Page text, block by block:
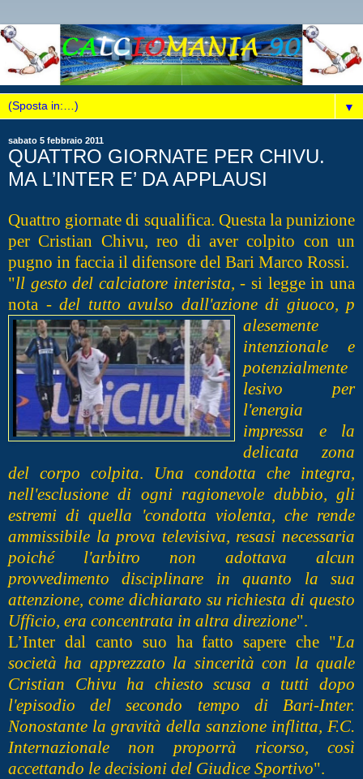
▼
sabato 5 febbraio 2011
QUATTRO GIORNATE PER CHIVU.
MA L’INTER E’ DA APPLAUSI
Quattro giornate di squalifica. Questa la punizione
per Cristian Chivu, reo di aver colpito con un
pugno in faccia il difensore del Bari Marco Rossi.
"ll gesto del calciatore interista, - si legge in una
nota - del tutto avulso dall'azione di giuoco, p
alesemente
intenzionale e
potenzialmente
lesivo per
l'energia
impressa e la
delicata zona
del corpo colpita. Una condotta che integra,
nell'esclusione di ogni ragionevole dubbio, gli
estremi di quella 'condotta violenta, che rende
ammissibile la prova televisiva, resasi necessaria
poiché l'arbitro non adottava alcun
provvedimento disciplinare in quanto la sua
attenzione, come dichiarato su richiesta di questo
Ufficio, era concentrata in altra direzione".
L’Inter dal canto suo ha fatto sapere che "La
società ha apprezzato la sincerità con la quale
Cristian Chivu ha chiesto scusa a tutti dopo
l'episodio del secondo tempo di Bari-Inter.
Nonostante la gravità della sanzione inflitta, F.C.
Internazionale non proporrà ricorso, così
accettando le decisioni del Giudice Sportivo".